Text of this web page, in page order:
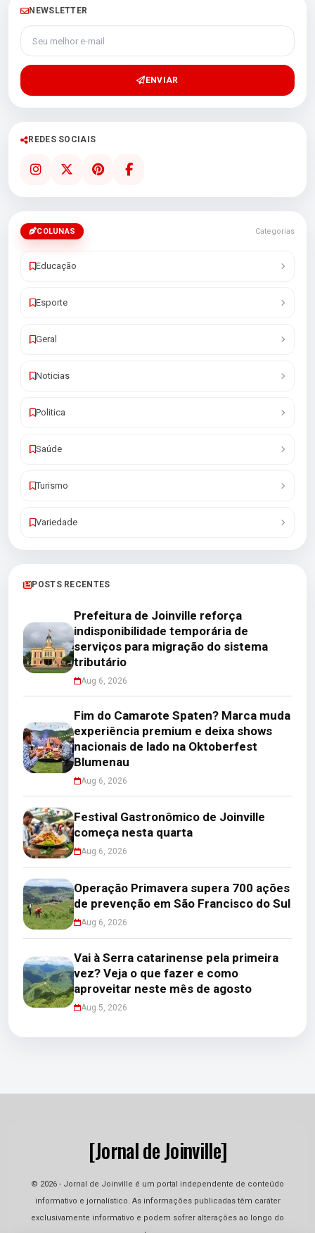
NEWSLETTER
Seu melhor e-mail
ENVIAR
REDES SOCIAIS
COLUNAS Categorias
Educação
Esporte
Geral
Noticias
Politica
Saúde
Turismo
Variedade
POSTS RECENTES
Prefeitura de Joinville reforça
indisponibilidade temporária de
serviços para migração do sistema
tributário
Aug 6, 2026
Fim do Camarote Spaten? Marca muda
experiência premium e deixa shows
nacionais de lado na Oktoberfest
Blumenau
Aug 6, 2026
Festival Gastronômico de Joinville
começa nesta quarta
Aug 6, 2026
Operação Primavera supera 700 ações
de prevenção em São Francisco do Sul
Aug 6, 2026
Vai à Serra catarinense pela primeira
vez? Veja o que fazer e como
aproveitar neste mês de agosto
Aug 5, 2026
[Jornal de Joinville]
© 2026 - Jornal de Joinville é um portal independente de conteúdo
informativo e jornalístico. As informações publicadas têm caráter
exclusivamente informativo e podem sofrer alterações ao longo do